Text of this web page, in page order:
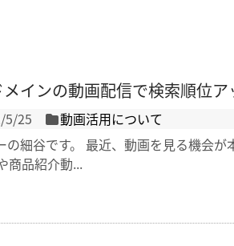
インの動画配信で検索順位ア
5/25
動画活用について
の細谷です。 最近、動画を見る機会が
商品紹介動...